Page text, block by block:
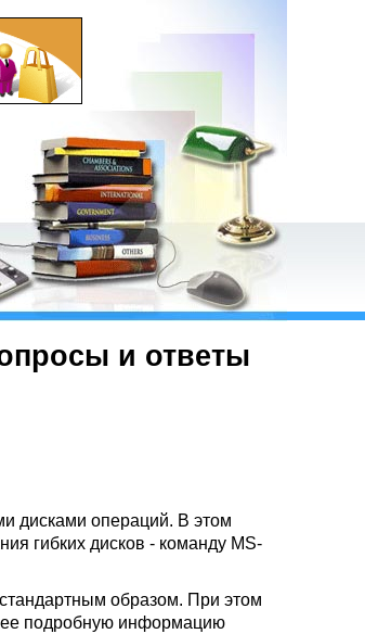
и ответы
дисками операций. В этом
гибких дисков - команду MS-
образом. При этом
подробную информацию